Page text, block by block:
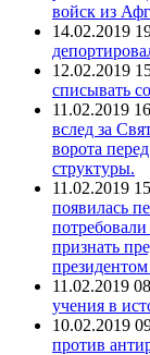
войск из
14.02.2019
12.02.2019
списывать
11.02.2019
вслед за
ворота
структуры.
11.02.2019
появилась
признать
11.02.2019
учения в
10.02.2019
против